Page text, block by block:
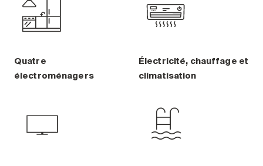
Quatre
électroménagers
Électricité, chauffage et
climatisation